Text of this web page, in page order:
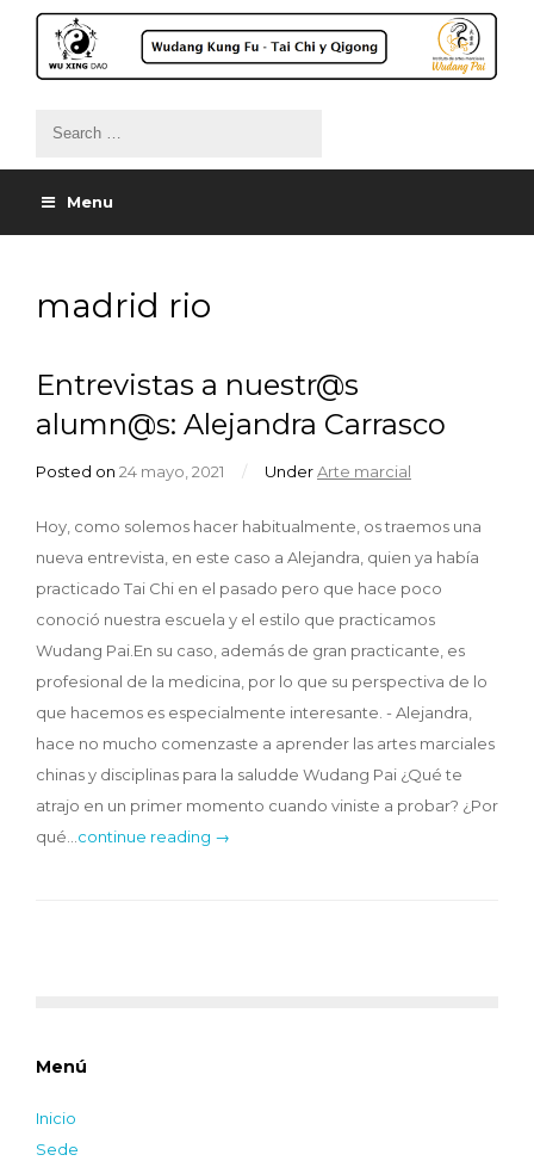
Menu
madrid rio
Entrevistas a nuestr@s
alumn@s: Alejandra Carrasco
Posted on 24 mayo, 2021 / UnderArte marcial
Hoy, como solemos hacer habitualmente, os traemos una
nueva entrevista, en este caso a Alejandra, quien ya había
practicado Tai Chi en el pasado pero que hace poco
conoció nuestra escuela y el estilo que practicamos
Wudang Pai.En su caso, además de gran practicante, es
profesional de la medicina, por lo que su perspectiva de lo
que hacemos es especialmente interesante. - Alejandra,
hace no mucho comenzaste a aprender las artes marciales
chinas y disciplinas para la saludde Wudang Pai ¿Qué te
atrajo en un primer momento cuando viniste a probar? ¿Por
qué… continue reading →
Menú
Inicio
Sede